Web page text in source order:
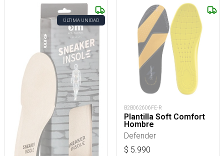
ÚLTIMA UNIDAD
B2B062606FE-R
Plantilla Soft Comfort
Hombre
Defender
$ 5.990